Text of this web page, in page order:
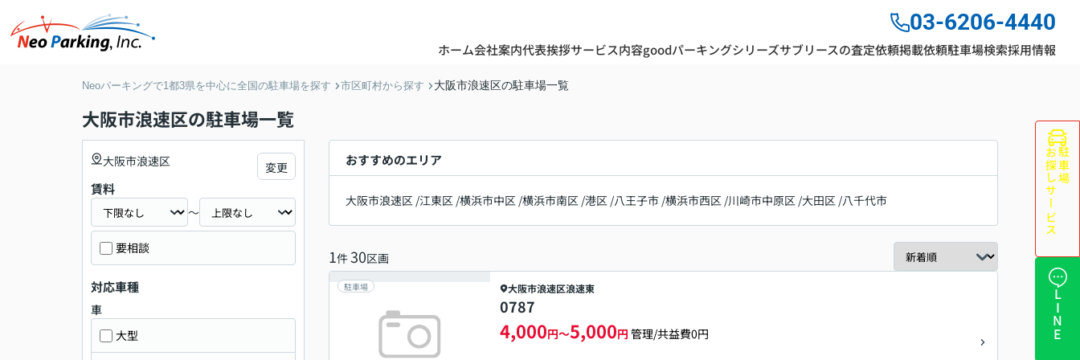
03-6206-4440
ホーム会社案内代表挨拶サービス内容goodパーキングシリーズサブリースの査定依頼掲載依頼駐車場検索採用情報
Neoパーキングで1都3県を中心に全国の駐車場を探す 市区町村から探す 大阪市浪速区の駐車場一覧
大阪市浪速区の駐車場一覧
おすすめのエリア
大阪市浪速区 /江東区 /横浜市中区 /横浜市南区 /港区 /八王子市 /横浜市西区 /川崎市中原区 /大田区 /八千代市
1件30区画
駐車場 大阪市浪速区浪速東
0787
4,000円～5,000円 管理/共益費0円
大阪市浪速区 変更
賃料
～
要相談
対応車種
車
大型
駐車場
お探しサービス
LINE